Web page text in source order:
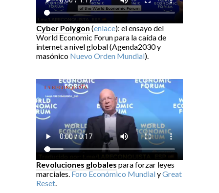
Cyber Polygon (enlace): el ensayo del
World Economic Forun para la caída de
internet a nivel global (Agenda2030 y
masónico Nuevo Orden Mundial).
Revoluciones globales para forzar leyes
marciales. Foro Económico MundialyGreat
Reset.